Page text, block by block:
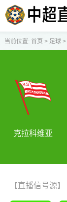
当前位置: 首页 > 足球>
克拉科维亚
【直播信号源】